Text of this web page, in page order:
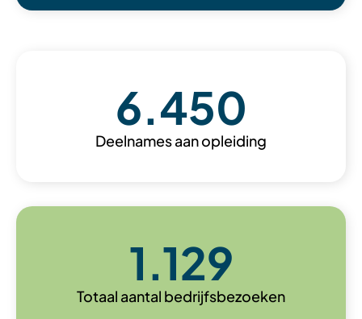
Deelnames aan opleiding
6.450
Totaal aantal bedrijfsbezoeken
1.129